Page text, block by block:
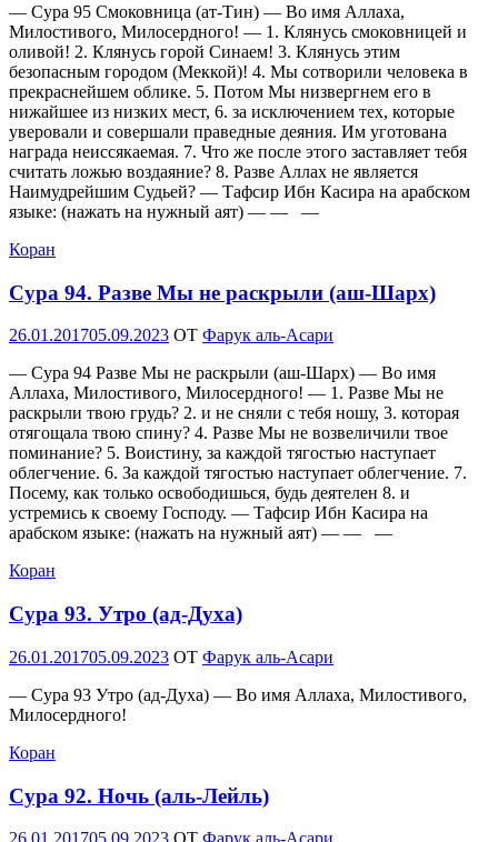
— Сура 95 Смоковница (ат-Тин) — Во имя Аллаха,
Милостивого, Милосердного! — 1. Клянусь смоковницей и
оливой! 2. Клянусь горой Синаем! 3. Клянусь этим
безопасным городом (Меккой)! 4. Мы сотворили человека в
прекраснейшем облике. 5. Потом Мы низвергнем его в
нижайшее из низких мест, 6. за исключением тех, которые
уверовали и совершали праведные деяния. Им уготована
награда неиссякаемая. 7. Что же после этого заставляет тебя
считать ложью воздаяние? 8. Разве Аллах не является
Наимудрейшим Судьей? — Тафсир Ибн Касира на арабском
языке: (нажать на нужный аят) — — —
Коран
Сура 94. Разве Мы не раскрыли (аш-Шарх)
Опубликовано
26.01.201705.09.2023 OT Фарук аль-Асари
— Сура 94 Разве Мы не раскрыли (аш-Шарх) — Во имя
Аллаха, Милостивого, Милосердного! — 1. Разве Мы не
раскрыли твою грудь? 2. и не сняли с тебя ношу, 3. которая
отягощала твою спину? 4. Разве Мы не возвеличили твое
поминание? 5. Воистину, за каждой тягостью наступает
облегчение. 6. За каждой тягостью наступает облегчение. 7.
Посему, как только освободишься, будь деятелен 8. и
устремись к своему Господу. — Тафсир Ибн Касира на
арабском языке: (нажать на нужный аят) — — —
Коран
Сура 93. Утро (ад-Духа)
Опубликовано
26.01.201705.09.2023 OT Фарук аль-Асари
— Сура 93 Утро (ад-Духа) — Во имя Аллаха, Милостивого,
Милосердного!
Коран
Сура 92. Ночь (аль-Лейль)
Опубликовано